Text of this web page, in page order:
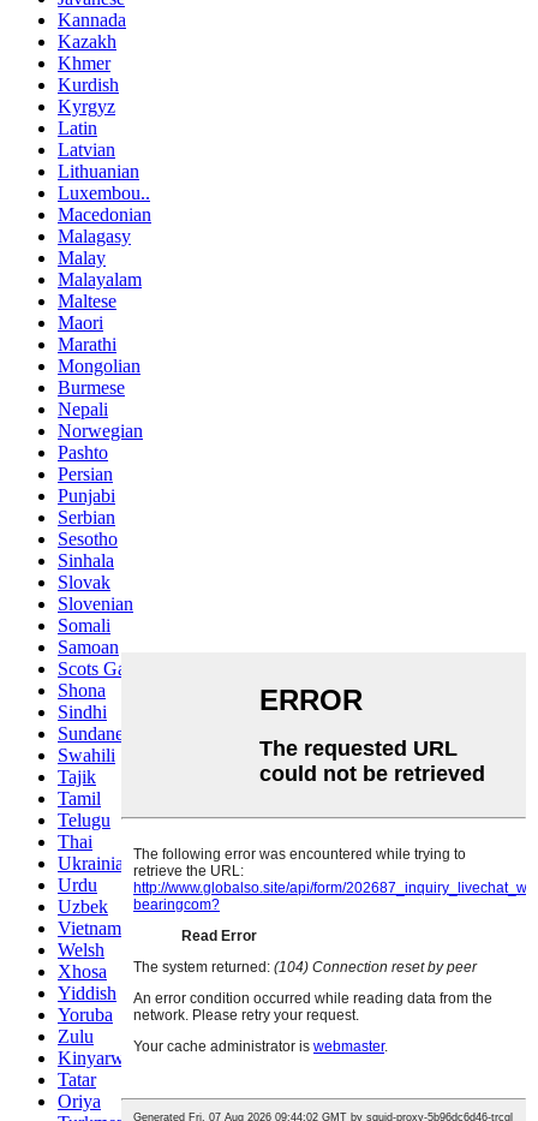
Kannada
Kazakh
Khmer
Kurdish
Kyrgyz
Latin
Latvian
Lithuanian
Luxembou..
Macedonian
Malagasy
Malay
Malayalam
Maltese
Maori
Marathi
Mongolian
Burmese
Nepali
Norwegian
Pashto
Persian
Punjabi
Serbian
Sesotho
Sinhala
Slovak
Slovenian
Somali
Samoan
Scots Gaelic
Shona
Sindhi
Sundanese
Swahili
Tajik
Tamil
Telugu
Thai
Ukrainian
Urdu
Uzbek
Vietnamese
Welsh
Xhosa
Yiddish
Yoruba
Zulu
Kinyarwanda
Tatar
Oriya